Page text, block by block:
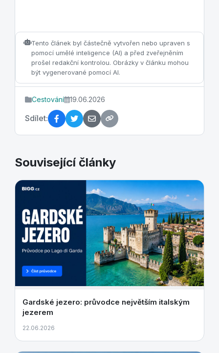
Tento článek byl částečně vytvořen nebo upraven s
pomocí umělé inteligence (AI) a před zveřejněním
prošel redakční kontrolou. Obrázky v článku mohou
být vygenerované pomocí AI.
Cestování 19.06.2026
Sdílet:
Související články
Gardské jezero: průvodce největším italským
jezerem
22.06.2026